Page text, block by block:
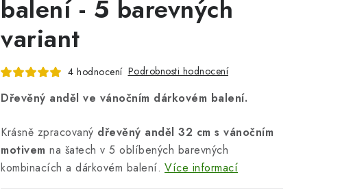
balení - 5 barevných
variant
4 hodnocení Podrobnosti hodnocení
Dřevěný anděl ve vánočním dárkovém balení.
Krásně zpracovaný dřevěný anděl 32 cm s vánočním
motivem na šatech v 5 oblíbených barevných
kombinacích a dárkovém balení. Více informací